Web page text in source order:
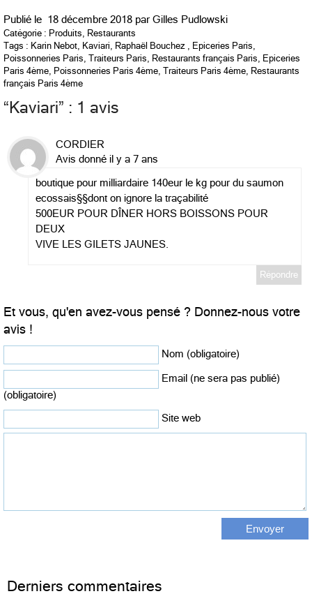
Publié le 18 décembre 2018 par Gilles Pudlowski
Catégorie : Produits
Restaurants
Tags : Karin Nebot Kaviari Raphaël Bouchez Epiceries Paris
Poissonneries Paris Traiteurs Paris Restaurants français Paris
Epiceries
Paris 4ème Poissonneries Paris 4ème Traiteurs Paris 4ème Restaurants
français Paris 4ème
“ Kaviari” : 1 avis
CORDIER
Avis donné il y a 7 ans
boutique pour milliardaire 140eur le kg pour du saumon
ecossais§§dont on ignore la traçabilité
500EUR POUR DÎNER HORS BOISSONS POUR
DEUX
VIVE LES GILETS JAUNES.
Répondre
Et vous, qu'en avez-vous pensé ? Donnez-nous votre
avis !
Nom (obligatoire)
Email (ne sera pas publié)
(obligatoire)
Site web
Derniers commentaires